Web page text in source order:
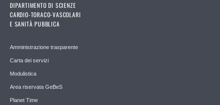
DIPARTIMENTO DI SCIENZE
CARDIO-TORACO-VASCOLARI
E SANITÀ PUBBLICA
Amministrazione trasparente
Carta dei servizi
Modulistica
Area riservata GeBeS
Planet Time